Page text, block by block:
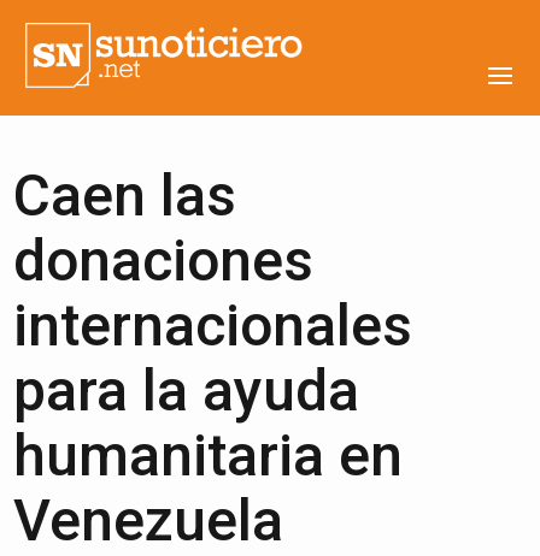
Caen las
donaciones
internacionales
para la ayuda
humanitaria en
Venezuela